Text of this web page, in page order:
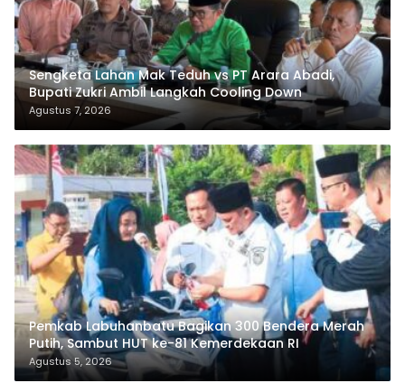
Sengketa Lahan Mak Teduh vs PT Arara Abadi,
Bupati Zukri Ambil Langkah Cooling Down
Agustus 7, 2026
Pemkab Labuhanbatu Bagikan 300 Bendera Merah
Putih, Sambut HUT ke-81 Kemerdekaan RI
Agustus 5, 2026